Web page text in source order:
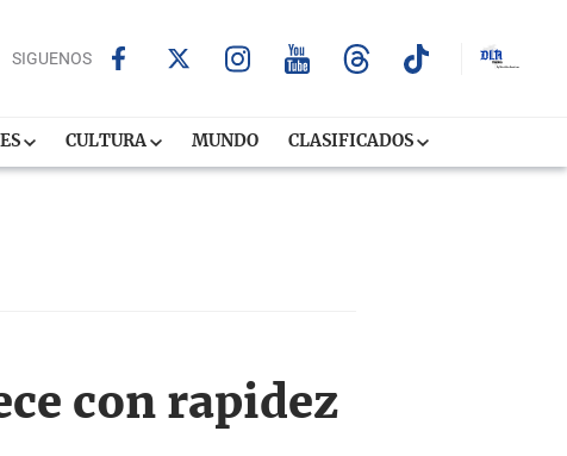
SIGUENOS
CULTURA MUNDO CLASIFICADOS
con rapidez